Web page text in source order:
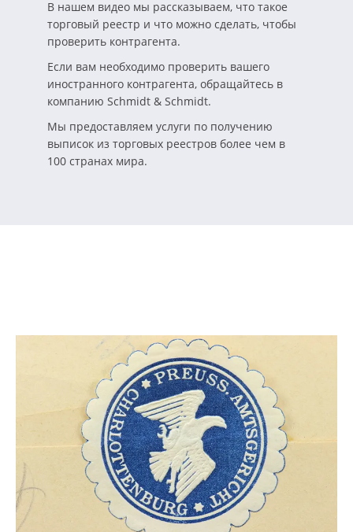
В нашем видео мы рассказываем, что такое
торговый реестр и что можно сделать, чтобы
проверить контрагента.
Если вам необходимо проверить вашего
иностранного контрагента, обращайтесь в
компанию Schmidt & Schmidt.
Мы предоставляем услуги по получению
выписок из торговых реестров более чем в
100 странах мира.